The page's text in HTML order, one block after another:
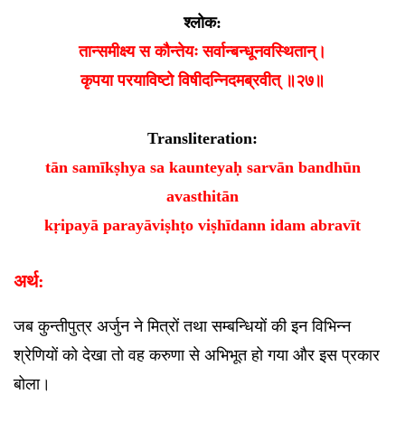
श्लोक:
तान्समीक्ष्य स कौन्तेयः सर्वान्बन्धूनवस्थितान्।
कृपया परयाविष्टो विषीदन्निदमब्रवीत् ॥२७॥
Transliteration:
tān samīkṣhya sa kaunteyaḥ sarvān bandhūn
avasthitān
kṛipayā parayāviṣhṭo viṣhīdann idam abravīt
अर्थ:
जब कुन्तीपुत्र अर्जुन ने मित्रों तथा सम्बन्धियों की इन विभिन्न
श्रेणियों को देखा तो वह करुणा से अभिभूत हो गया और इस प्रकार
बोला।